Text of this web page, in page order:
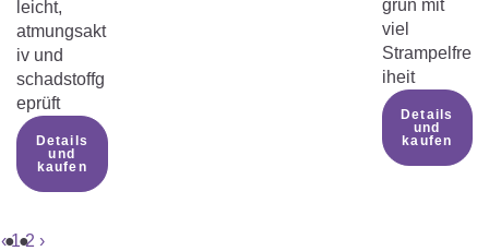
leicht,
atmungsakt
iv und
schadstoffg
eprüft
Details
und
kaufen
grün mit
viel
Strampelfre
iheit
Details
und
kaufen
‹ 1 2 ›